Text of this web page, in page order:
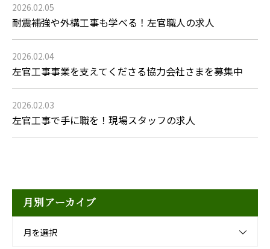
2026.02.05
耐震補強や外構工事も学べる！左官職人の求人
2026.02.04
左官工事事業を支えてくださる協力会社さまを募集中
2026.02.03
左官工事で手に職を！現場スタッフの求人
月別アーカイブ
月を選択